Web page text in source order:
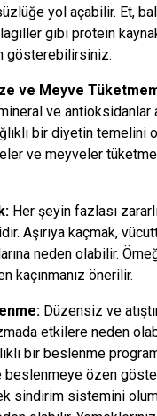
yol açabilir. Et,
gibi protein
gösterebilirsiniz.
ve Meyve
ve antioksidanlar
bir diyetin temelini
ve meyveler
Her şeyin fazlası
Aşırıya kaçmak,
neden olabilir.
kaçınmanız önerilir.
Düzensiz ve
etkilere neden
bir beslenme
özen
sindirim sistemini